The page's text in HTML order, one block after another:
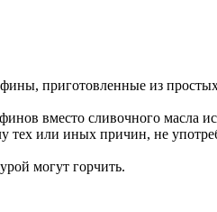
приготовленные из
сливочного масла
или иных причин, не
могут горчить.